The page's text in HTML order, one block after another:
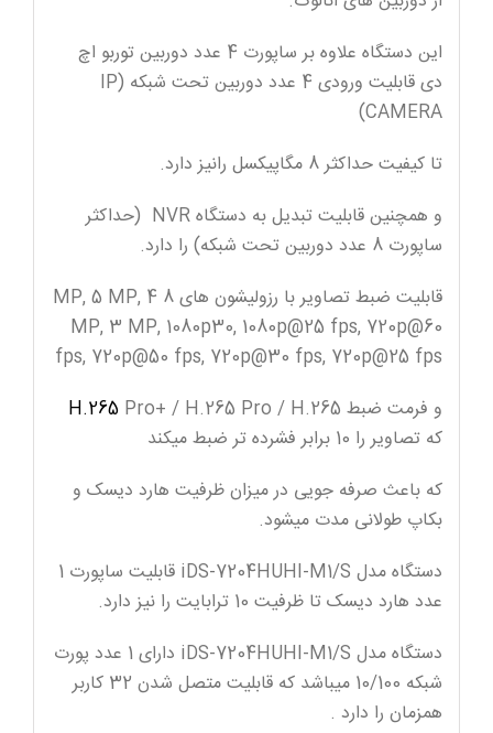
این دستگاه علاوه بر ساپورت 4 عدد دوربین توربو اچ
دی قابلیت ورودی 4 عدد دوربین تحت شبکه (IP
CAMERA)
تا کیفیت حداکثر 8 مگاپیکسل رانیز دارد.
و همچنین قابلیت تبدیل به دستگاه NVR (حداکثر
ساپورت 8 عدد دوربین تحت شبکه) را دارد.
قابلیت ضبط تصاویر با رزولیشون های 8 MP, 5 MP, 4
MP, 3 MP, 1080p30, 1080p@25 fps, 720p@60
fps, 720p@50 fps, 720p@30 fps, 720p@25 fps
و فرمت ضبط
H.265
که تصاویر را 10 برابر فشرده تر ضبط میکند
که باعث صرفه جویی در میزان ظرفیت هارد دیسک و
بکاپ طولانی مدت میشود.
دستگاه مدل iDS-7204HUHI-M1/S قابلیت ساپورت 1
عدد هارد دیسک تا ظرفیت 10 ترابایت را نیز دارد.
دستگاه مدل iDS-7204HUHI-M1/S دارای 1 عدد پورت
شبکه 10/100 میباشد که قابلیت متصل شدن 32 کاربر
همزمان را دارد .